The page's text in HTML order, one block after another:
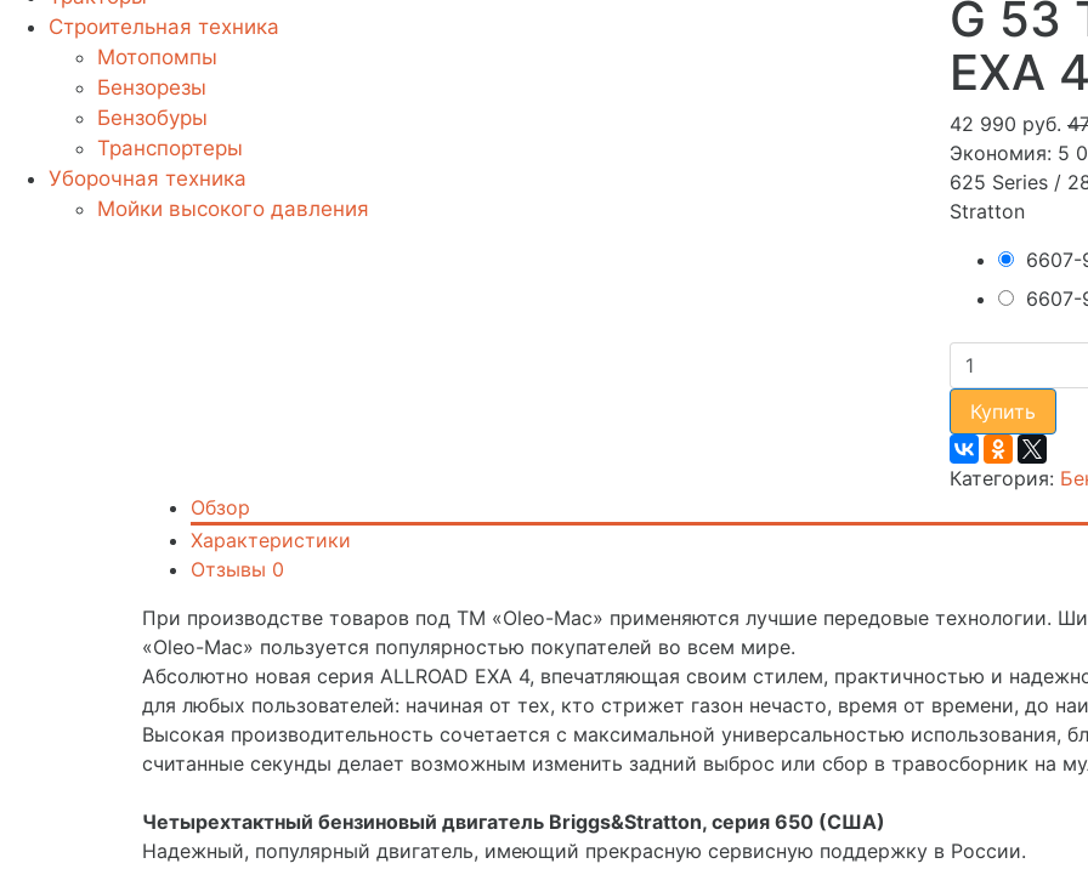
Строительная техника
Мотопомпы
Бензорезы
Бензобуры
Транспортеры
Уборочная техника
Мойки высокого давления
G 53
EXA 4
42 990 руб.
Экономия: 5
625 Series /
Stratton
6607-
6607-
Купить
Категория:
Обзор
Характеристики
Отзывы 0
При производстве товаров под ТМ «Oleo-Mac» применяются лучшие передовые технологии.
«Oleo-Mac» пользуется популярностью покупателей во всем мире.
Абсолютно новая серия ALLROAD EXA 4, впечатляющая своим стилем, практичностью и
для любых пользователей: начиная от тех, кто стрижет газон нечасто, время от времени, до
Высокая производительность сочетается с максимальной универсальностью использования,
считанные секунды делает возможным изменить задний выброс или сбор в травосборник на
Четырехтактный бензиновый двигатель Briggs&Stratton, серия 650 (США)
Надежный, популярный двигатель, имеющий прекрасную сервисную поддержку в России.